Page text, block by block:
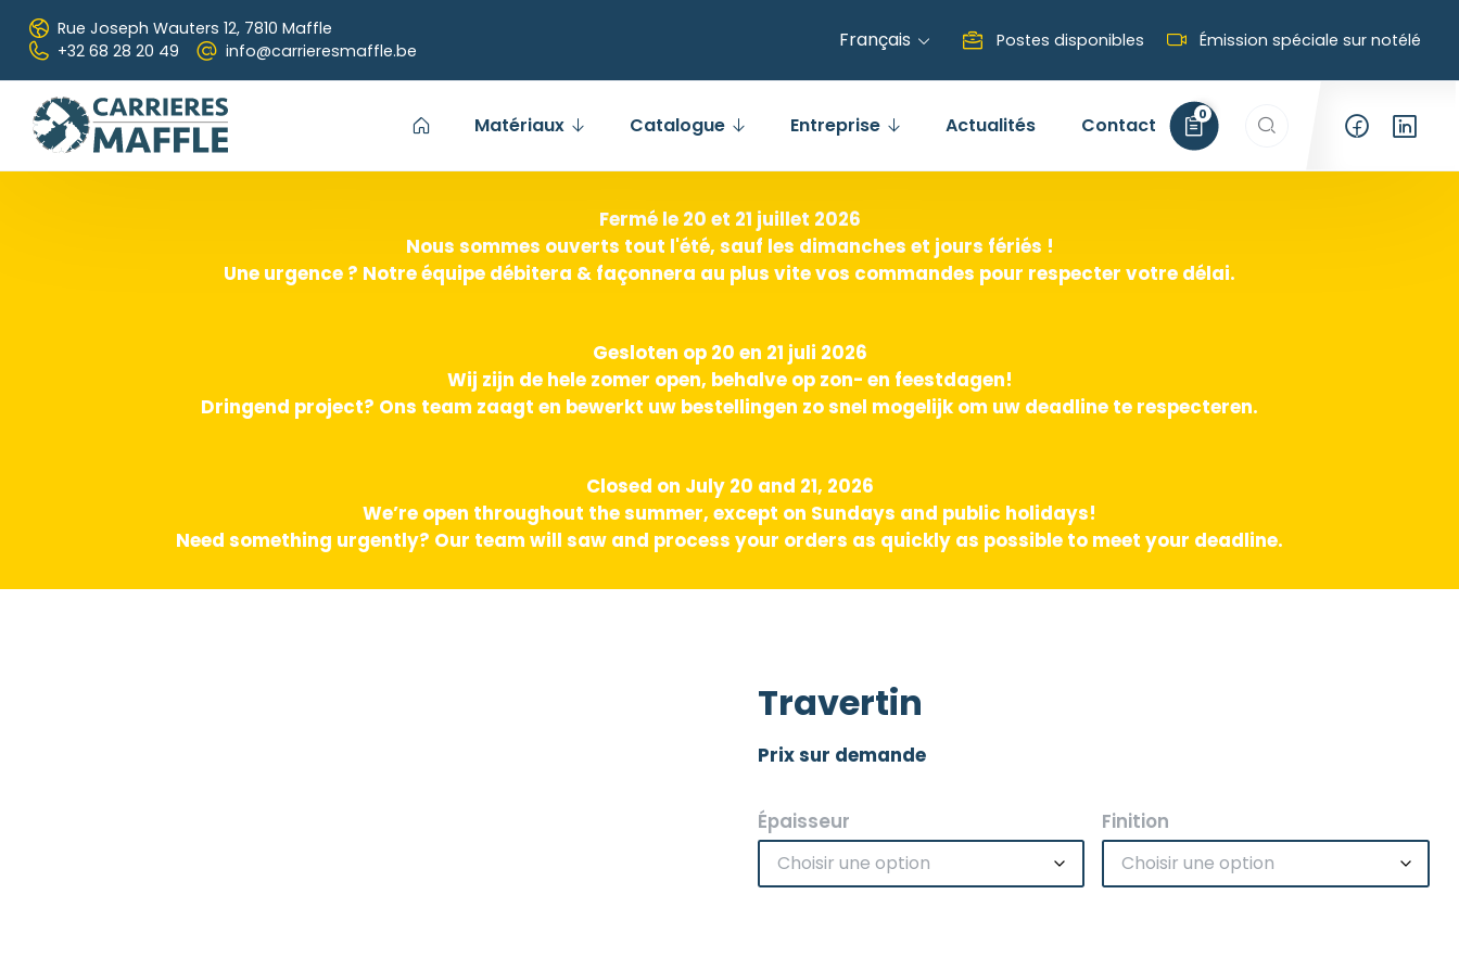
Passer au contenu principal
Rue Joseph Wauters 12, 7810 Maffle
+32 68 28 20 49
info@carrieresmaffle.be Français Postes disponibles Émission spéciale sur notélé
Matériaux Catalogue Entreprise Actualités Contact 0 Rechercher…
Fermé le 20 et 21 juillet 2026
Nous sommes ouverts tout l'été, sauf les dimanches et jours fériés !
Une urgence ? Notre équipe débitera & façonnera au plus vite vos commandes pour respecter votre délai.
Gesloten op 20 en 21 juli 2026
Wij zijn de hele zomer open, behalve op zon- en feestdagen!
Dringend project? Ons team zaagt en bewerkt uw bestellingen zo snel mogelijk om uw deadline te respecteren.
Closed on July 20 and 21, 2026
We’re open throughout the summer, except on Sundays and public holidays!
Need something urgently? Our team will saw and process your orders as quickly as possible to meet your deadline.
Travertin
Prix sur demande
Épaisseur Finition